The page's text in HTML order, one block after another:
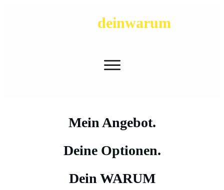
deinwarum
Mein Angebot.
Deine Optionen.
Dein WARUM